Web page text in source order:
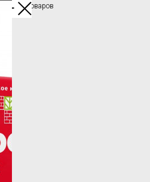
Каталог товаров